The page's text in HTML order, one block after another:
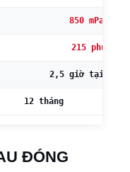
850 mPa·s
215 phút
2,5 giờ tại
12 tháng
ĐÓNG